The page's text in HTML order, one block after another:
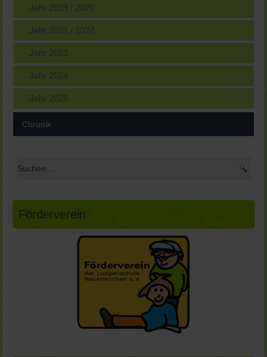
Jahr 2019 / 2020
Jahr 2021 / 2022
Jahr 2023
Jahr 2024
Jahr 2025
Chronik
Förderverein